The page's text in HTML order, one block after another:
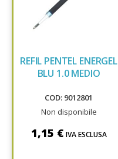
REFIL PENTEL ENERGEL
BLU 1.0 MEDIO
COD: 9012801
Non disponibile
1,15 € IVA ESCLUSA